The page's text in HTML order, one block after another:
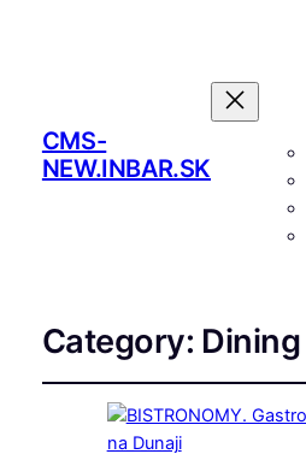
CMS-
NEW.INBAR.SK
Category: Dining